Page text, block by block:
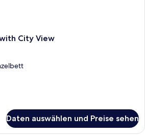
City View
Daten auswählen und Preise sehen